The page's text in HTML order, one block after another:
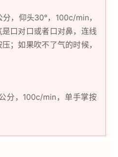
，仰头30°，100c/min，
口对口或者口对鼻，连线
；如果吹不了气的时候，
分，100c/min，单手掌按